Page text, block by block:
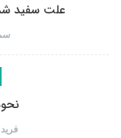
علت سفید